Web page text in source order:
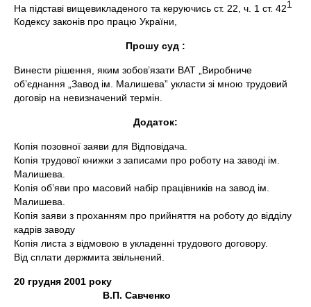
На підставі вищевикладеного та керуючись ст. 22, ч. 1 ст. 421
Кодексу законів про працю України,
Прошу суд :
Винести рішення, яким зобов’язати ВАТ „Виробниче
об’єднання „Завод ім. Малишева” укласти зі мною трудовий
договір на невизначений термін.
Додаток:
Копія позовної заяви для Відповідача.
Копія трудової книжки з записами про роботу на заводі ім.
Малишева.
Копія об’яви про масовий набір працівників на завод ім.
Малишева.
Копія заяви з проханням про прийняття на роботу до відділу
кадрів заводу
Копія листа з відмовою в укладенні трудового договору.
Від сплати держмита звільнений.
20 грудня 2001 року
В.П. Савченко